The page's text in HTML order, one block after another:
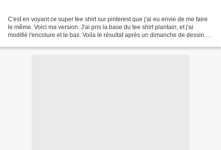
C'est en voyant ce super tee shirt sur pinterest que j'ai eu envie de me faire
le même. Voici ma version. J'ai pris la base du tee shirt plantain, et j'ai
modifié l'encolure et le bas. Voila le résultat après un dimanche de dessin.